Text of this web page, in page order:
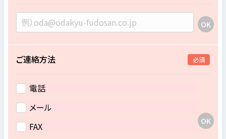
ご連絡方法 必須
電話
メール
FAX